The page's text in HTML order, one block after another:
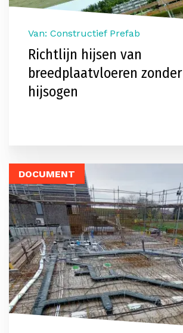
Van: Constructief Prefab
Richtlijn hijsen van
breedplaatvloeren zonder
hijsogen
DOCUMENT